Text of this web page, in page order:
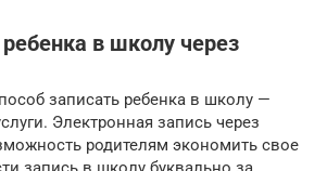
в школу через
записать ребенка в школу —
Электронная запись через
родителям экономить свое